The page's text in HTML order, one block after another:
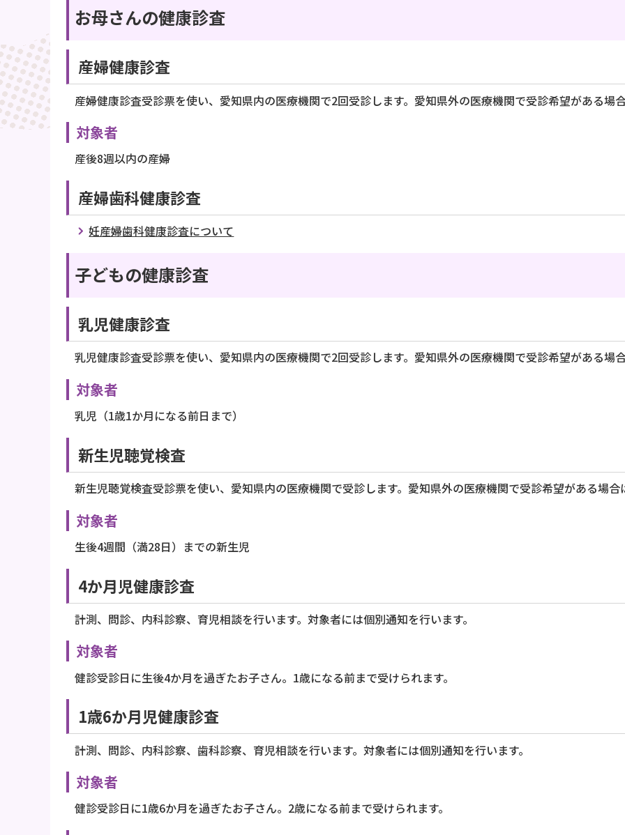
お母さんの健康診査
産婦健康診査
産婦健康診査受診票を使い、愛知県内の医療機関で2回受診します。愛知県外の医療機関で受診希望がある場
対象者
産後8週以内の産婦
産婦歯科健康診査
妊産婦歯科健康診査について
子どもの健康診査
乳児健康診査
乳児健康診査受診票を使い、愛知県内の医療機関で2回受診します。愛知県外の医療機関で受診希望がある場
対象者
乳児（1歳1か月になる前日まで）
新生児聴覚検査
新生児聴覚検査受診票を使い、愛知県内の医療機関で受診します。愛知県外の医療機関で受診希望がある場
対象者
生後4週間（満28日）までの新生児
4か月児健康診査
計測、問診、内科診察、育児相談を行います。対象者には個別通知を行います。
対象者
健診受診日に生後4か月を過ぎたお子さん。1歳になる前まで受けられます。
1歳6か月児健康診査
計測、問診、内科診察、歯科診察、育児相談を行います。対象者には個別通知を行います。
対象者
健診受診日に1歳6か月を過ぎたお子さん。2歳になる前まで受けられます。